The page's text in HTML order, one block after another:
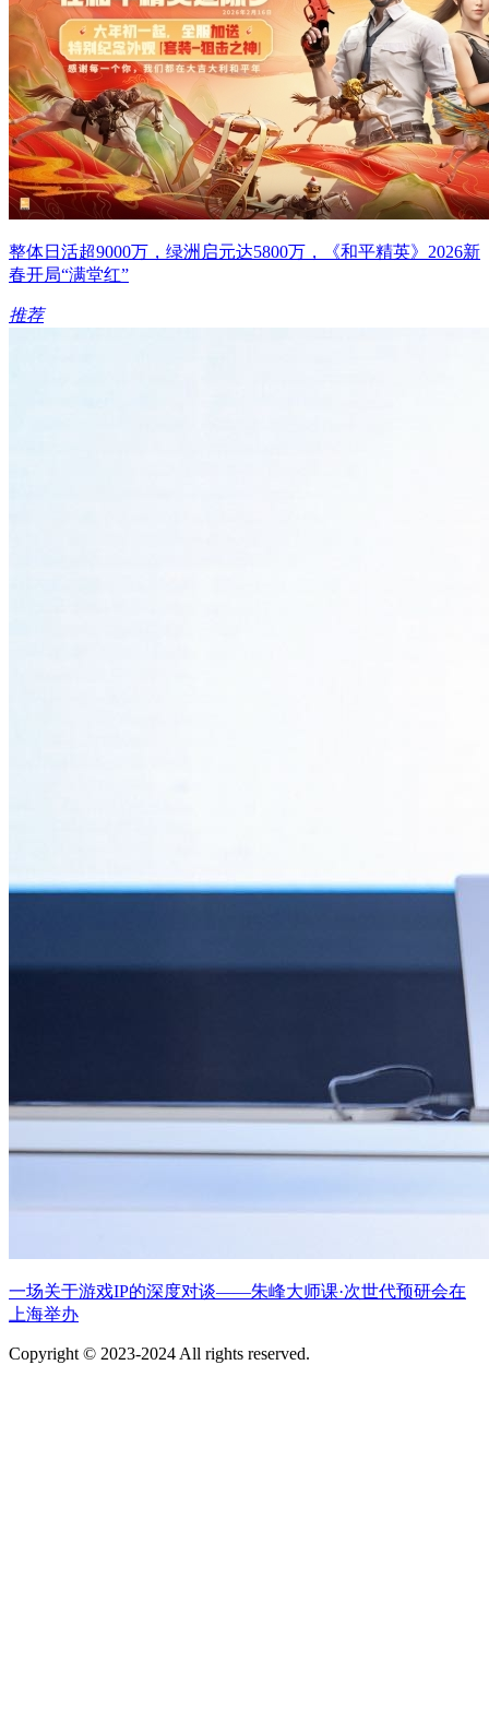
整体日活超9000万，绿洲启元达5800万，《和平精英》2026新
春开局“满堂红”
推荐
一场关于游戏IP的深度对谈——朱峰大师课·次世代预研会在
上海举办
Copyright © 2023-2024 All rights reserved.